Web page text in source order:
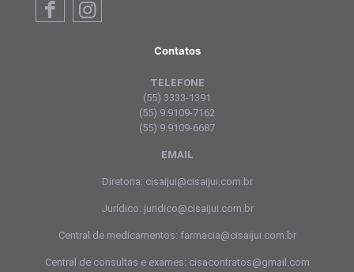
Contatos
TELEFONE
(55) 3333-1391
(55) 9.9109-7162
(55) 9.9109-6687
EMAIL
Diretoria: cisaijui@cisaijui.com.br
Jurídico: juridico@cisaijui.com.br
Central de medicamentos: farmacia@cisaijui.com.br
Central de consultas e exames: cisacontratos@gmail.com